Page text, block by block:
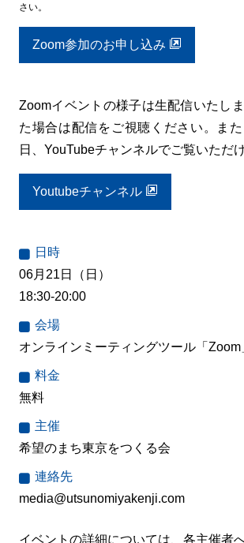
さい。
Zoom参加のお申し込み
Zoomイベントの様子は生配信いたし
た場合は配信をご視聴ください。ま
日、YouTubeチャンネルでご覧いただけ
Youtubeチャンネル
日時
06月21日（日）
18:30-20:00
会場
オンラインミーティングツール「Zoom
料金
無料
主催
希望のまち東京をつくる会
連絡先
media@utsunomiyakenji.com
イベントの詳細については、各主催者